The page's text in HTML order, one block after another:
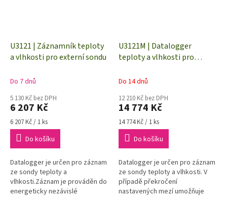
U3121 | Záznamník teploty
a vlhkosti pro externí sondu
Do 7 dnů
5 130 Kč bez DPH
6 207 Kč
Měrná
cena:
6 207 Kč / 1 ks
Do košíku
Datalogger je určen pro záznam
ze sondy teploty a
vlhkosti.Záznam je prováděn do
energeticky nezávislé
U3121M | Datalogger
teploty a vlhkosti pro
modemem
Do 14 dnů
12 210 Kč bez DPH
14 774 Kč
Měrná
cena:
14 774 Kč / 1 ks
Do košíku
Datalogger je určen pro záznam
ze sondy teploty a vlhkosti. V
případě překročení
nastavených mezí umožňuje